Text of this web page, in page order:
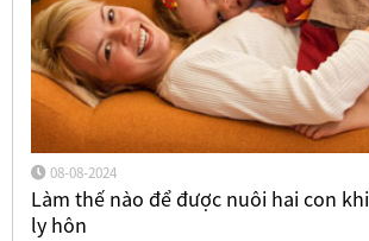
08-08-2024
Làm thế nào để được nuôi hai con
ly hôn